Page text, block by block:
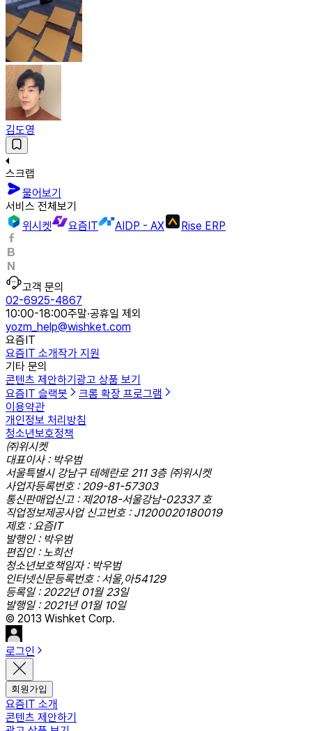
김도영
스크랩
물어보기
서비스 전체보기
위시켓
요즘IT AIDP - AX Rise ERP
고객 문의
02-6925-4867
10:00-18:00주말·공휴일 제외
yozm_help@wishket.com
요즘IT
요즘IT 소개작가 지원
기타 문의
콘텐츠 제안하기 광고 상품 보기
요즘IT 슬랙봇
크롬 확장 프로그램
이용약관
개인정보 처리방침
청소년보호정책
㈜위시켓
대표이사 : 박우범
서울특별시 강남구 테헤란로 211 3층 ㈜위시켓
사업자등록번호 : 209-81-57303
통신판매업신고 : 제2018-서울강남-02337 호
직업정보제공사업 신고번호 : J1200020180019
제호 : 요즘IT
발행인 : 박우범
편집인 : 노희선
청소년보호책임자 : 박우범
인터넷신문등록번호 : 서울,아54129
등록일 : 2022년 01월 23일
발행일 : 2021년 01월 10일
© 2013 Wishket Corp.
로그인
회원가입
요즘IT 소개
콘텐츠 제안하기